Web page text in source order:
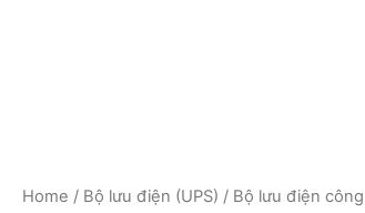
Home / Bộ lưu điện (UPS) / Bộ lưu điện